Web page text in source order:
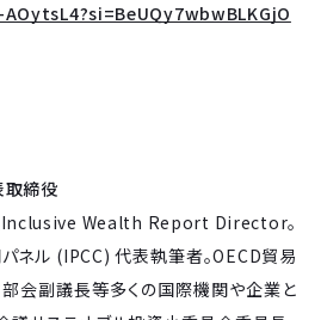
締役
Inclusive Wealth Report Director。
ネル (IPCC) 代表執筆者。OECD貿易
会副議長等多くの国際機関や企業と